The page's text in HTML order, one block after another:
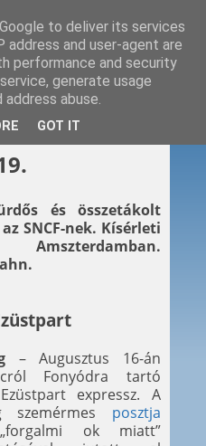
2022.
és összetákolt
SNCF-nek. Kísérleti
– Augusztus 16-án
Fonyódra tartó
expressz. A
szemérmes posztja
ok miatt”
to deliver its services
address and user-agent are
performance and security
generate usage
abuse.
GOT IT